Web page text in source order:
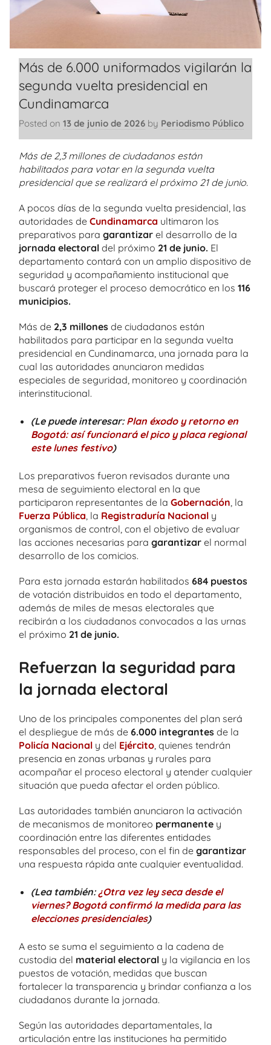
Más de 6.000 uniformados vigilarán la
segunda vuelta presidencial en
Cundinamarca
Posted on 13 de junio de 2026 by Periodismo Público
Más de 2,3 millones de ciudadanos están
habilitados para votar en la segunda vuelta
presidencial que se realizará el próximo 21 de junio.
A pocos días de la segunda vuelta presidencial, las
autoridades de Cundinamarca ultimaron los
preparativos para garantizar el desarrollo de la
jornada electoral del próximo 21 de junio. El
departamento contará con un amplio dispositivo de
seguridad y acompañamiento institucional que
buscará proteger el proceso democrático en los 116
municipios.
Más de 2,3 millones de ciudadanos están
habilitados para participar en la segunda vuelta
presidencial en Cundinamarca, una jornada para la
cual las autoridades anunciaron medidas
especiales de seguridad, monitoreo y coordinación
interinstitucional.
(Le puede interesar: Plan éxodo y retorno en
Bogotá: así funcionará el pico y placa regional
este lunes festivo)
Los preparativos fueron revisados durante una
mesa de seguimiento electoral en la que
participaron representantes de la Gobernación , la
Fuerza Pública , la Registraduría Nacional y
organismos de control, con el objetivo de evaluar
las acciones necesarias para garantizar el normal
desarrollo de los comicios.
Para esta jornada estarán habilitados 684 puestos
de votación distribuidos en todo el departamento,
además de miles de mesas electorales que
recibirán a los ciudadanos convocados a las urnas
el próximo 21 de junio.
Refuerzan la seguridad para
la jornada electoral
Uno de los principales componentes del plan será
el despliegue de más de 6.000 integrantes de la
Policía Nacional y del Ejército, quienes tendrán
presencia en zonas urbanas y rurales para
acompañar el proceso electoral y atender cualquier
situación que pueda afectar el orden público.
Las autoridades también anunciaron la activación
de mecanismos de monitoreo permanente y
coordinación entre las diferentes entidades
responsables del proceso, con el fin de garantizar
una respuesta rápida ante cualquier eventualidad.
(Lea también:¿Otra vez ley seca desde el
viernes? Bogotá confirmó la medida para las
elecciones presidenciales)
A esto se suma el seguimiento a la cadena de
custodia del material electoral y la vigilancia en los
puestos de votación, medidas que buscan
fortalecer la transparencia y brindar confianza a los
ciudadanos durante la jornada.
Según las autoridades departamentales, la
articulación entre las instituciones ha permitido